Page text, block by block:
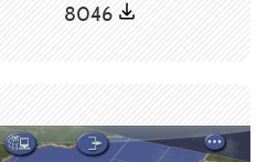
8046